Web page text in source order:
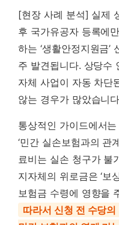
[현장 사례 분석] 실제
후 국가유공자 등록에
하는 ‘생활안정지원금
주 발견됩니다. 상당수
자체 사업이 자동 차단
않는 경우가 많았습니
통상적인 가이드에서
‘민간 실손보험과의 관
료비는 실손 청구가 불
지자체의 위로금은 ‘보
보험금 수령에 영향을
따라서 신청 전 수당